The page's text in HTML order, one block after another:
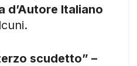
d’Autore Italiano
scudetto” –